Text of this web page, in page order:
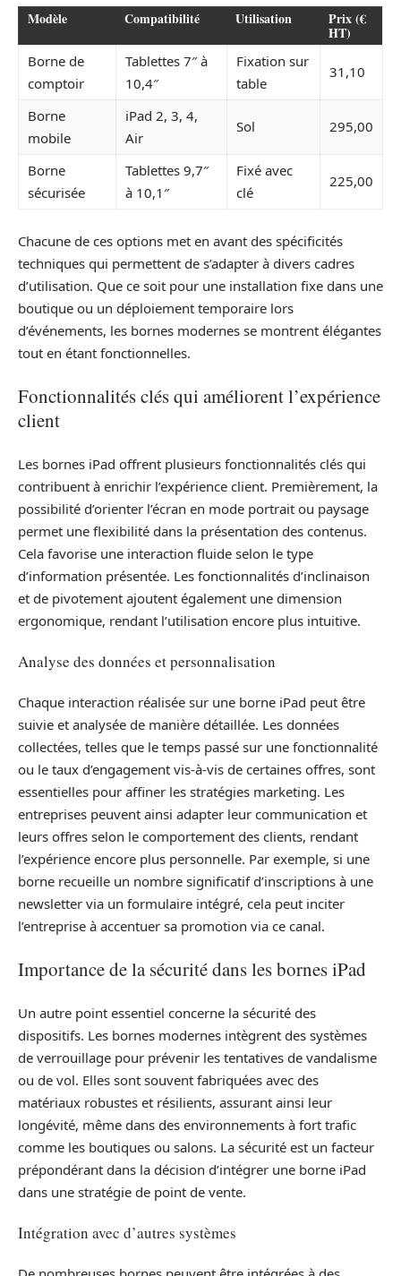
Modèle Compatibilité Utilisation Prix (€
HT)
Borne de
comptoir
Tablettes 7″ à
10,4″
Fixation sur
table
31,10
Borne
mobile
iPad 2, 3, 4,
Air
Sol 295,00
Borne
sécurisée
Tablettes 9,7″
à 10,1″
Fixé avec
clé
225,00
Chacune de ces options met en avant des spécificités
techniques qui permettent de s’adapter à divers cadres
d’utilisation. Que ce soit pour une installation fixe dans une
boutique ou un déploiement temporaire lors
d’événements, les bornes modernes se montrent élégantes
tout en étant fonctionnelles.
Fonctionnalités clés qui améliorent l’expérience
client
Les bornes iPad offrent plusieurs fonctionnalités clés qui
contribuent à enrichir l’expérience client. Premièrement, la
possibilité d’orienter l’écran en mode portrait ou paysage
permet une flexibilité dans la présentation des contenus.
Cela favorise une interaction fluide selon le type
d’information présentée. Les fonctionnalités d’inclinaison
et de pivotement ajoutent également une dimension
ergonomique, rendant l’utilisation encore plus intuitive.
Analyse des données et personnalisation
Chaque interaction réalisée sur une borne iPad peut être
suivie et analysée de manière détaillée. Les données
collectées, telles que le temps passé sur une fonctionnalité
ou le taux d’engagement vis-à-vis de certaines offres, sont
essentielles pour affiner les stratégies marketing. Les
entreprises peuvent ainsi adapter leur communication et
leurs offres selon le comportement des clients, rendant
l’expérience encore plus personnelle. Par exemple, si une
borne recueille un nombre significatif d’inscriptions à une
newsletter via un formulaire intégré, cela peut inciter
l’entreprise à accentuer sa promotion via ce canal.
Importance de la sécurité dans les bornes iPad
Un autre point essentiel concerne la sécurité des
dispositifs. Les bornes modernes intègrent des systèmes
de verrouillage pour prévenir les tentatives de vandalisme
ou de vol. Elles sont souvent fabriquées avec des
matériaux robustes et résilients, assurant ainsi leur
longévité, même dans des environnements à fort trafic
comme les boutiques ou salons. La sécurité est un facteur
prépondérant dans la décision d’intégrer une borne iPad
dans une stratégie de point de vente.
Intégration avec d’autres systèmes